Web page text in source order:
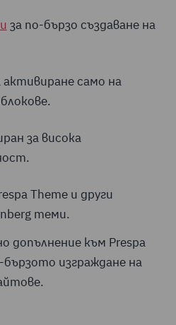
за по-бързо създаване на
само на
за висока
Theme и други
теми.
допълнение към Prespa
бързото изграждане на